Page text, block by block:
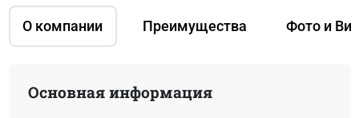
О компании Преимущества Фото и
Основная информация